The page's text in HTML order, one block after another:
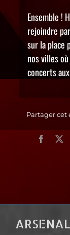
Ensemble !
rejoindre
sur la place
nos villes
concerts
Partager cet
X